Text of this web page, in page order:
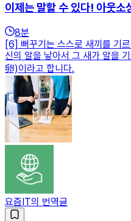
이제는 말할 수 있다! 아웃소
8분
[6] 뻐꾸기는 스스로 새끼를 기
신의 알을 낳아서 그 새가 알을
卵)이라고 합니다.
요즘IT의 번역글